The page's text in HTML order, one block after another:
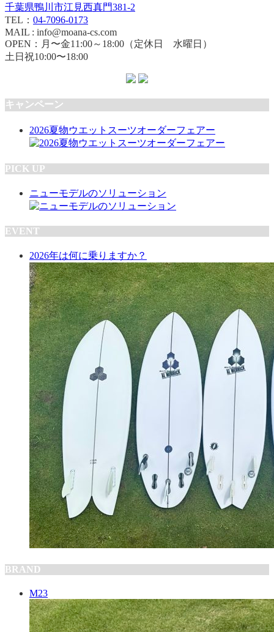
千葉県鴨川市江見西真門381-2
TEL： 04-7096-0173
MAIL : info@moana-cs.com
OPEN：月〜金11:00～18:00（定休日 水曜日）
土日祝10:00〜18:00
キャンペーン
2026夏物ウエットスーツオーダーフェアー
PICK UP
ニューモデルのソリューション
EVENT
2026年は何に乗りますか？
BRAND
M23